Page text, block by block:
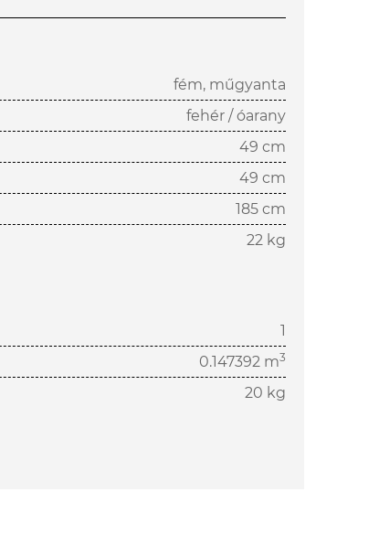
fém, műgyanta
fehér / óarany
49 cm
49 cm
185 cm
22 kg
1
0.147392 m3
20 kg